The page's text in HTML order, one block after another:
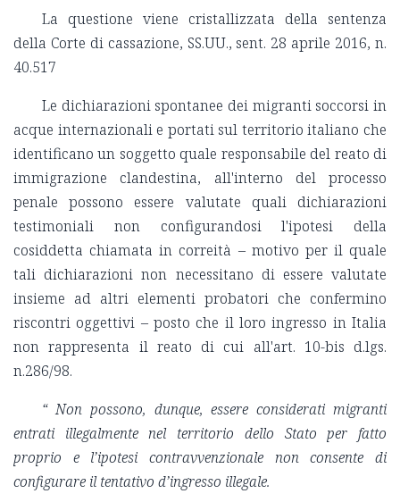
La questione viene cristallizzata della sentenza
della Corte di cassazione, SS.UU., sent. 28 aprile 2016, n.
40.517
Le dichiarazioni spontanee dei migranti soccorsi in
acque internazionali e portati sul territorio italiano che
identificano un soggetto quale responsabile del reato di
immigrazione clandestina, all'interno del processo
penale possono essere valutate quali dichiarazioni
testimoniali non configurandosi l'ipotesi della
cosiddetta chiamata in correità – motivo per il quale
tali dichiarazioni non necessitano di essere valutate
insieme ad altri elementi probatori che confermino
riscontri oggettivi – posto che il loro ingresso in Italia
non rappresenta il reato di cui all'art. 10-bis d.lgs.
n.286/98.
“Non possono, dunque, essere considerati migranti
entrati illegalmente nel territorio dello Stato per fatto
proprio e l’ipotesi contravvenzionale non consente di
configurare il tentativo d’ingresso illegale.